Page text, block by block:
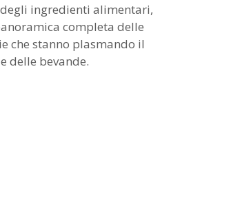
ingredienti alimentari,
completa delle
che stanno plasmando il
delle bevande.